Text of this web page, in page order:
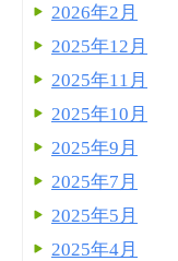
2026年2月
2025年12月
2025年11月
2025年10月
2025年9月
2025年7月
2025年5月
2025年4月